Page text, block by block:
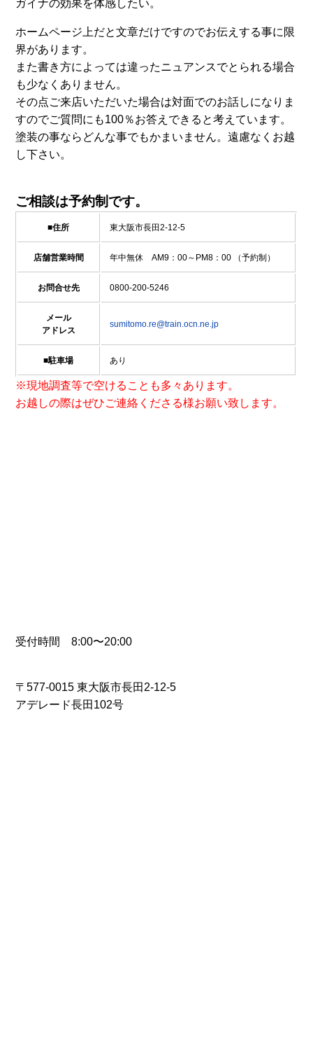
ガイナの効果を体感したい。
ホームページ上だと文章だけですのでお伝えする事に限
界があります。
また書き方によっては違ったニュアンスでとられる場合
も少なくありません。
その点ご来店いただいた場合は対面でのお話しになりま
すのでご質問にも100％お答えできると考えています。
塗装の事ならどんな事でもかまいません。遠慮なくお越
し下さい。
ご相談は予約制です。
■住所 東大阪市長田2-12-5
店舗営業時間 年中無休 AM9：00～PM8：00 （予約制）
お問合せ先 0800-200-5246
メール
アドレス
sumitomo.re@train.ocn.ne.jp
■駐車場 あり
※現地調査等で空けることも多々あります。
お越しの際はぜひご連絡くださる様お願い致します。
受付時間 8:00〜20:00
〒577-0015 東大阪市長田2-12-5
アデレード長田102号